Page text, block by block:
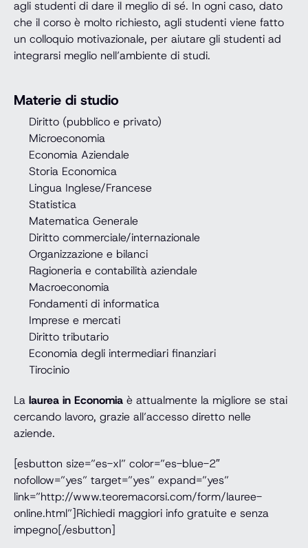
agli studenti di dare il meglio di sé. In ogni caso, dato
che il corso è molto richiesto, agli studenti viene fatto
un colloquio motivazionale, per aiutare gli studenti ad
integrarsi meglio nell’ambiente di studi.
Materie di studio
Diritto (pubblico e privato)
Microeconomia
Economia Aziendale
Storia Economica
Lingua Inglese/Francese
Statistica
Matematica Generale
Diritto commerciale/internazionale
Organizzazione e bilanci
Ragioneria e contabilità aziendale
Macroeconomia
Fondamenti di informatica
Imprese e mercati
Diritto tributario
Economia degli intermediari finanziari
Tirocinio
La laurea in Economia è attualmente la migliore se stai
cercando lavoro, grazie all’accesso diretto nelle
aziende.
[esbutton size=”es-xl” color=”es-blue-2″
nofollow=”yes” target=”yes” expand=”yes”
link=”http://www.teoremacorsi.com/form/lauree-
online.html”]Richiedi maggiori info gratuite e senza
impegno[/esbutton]